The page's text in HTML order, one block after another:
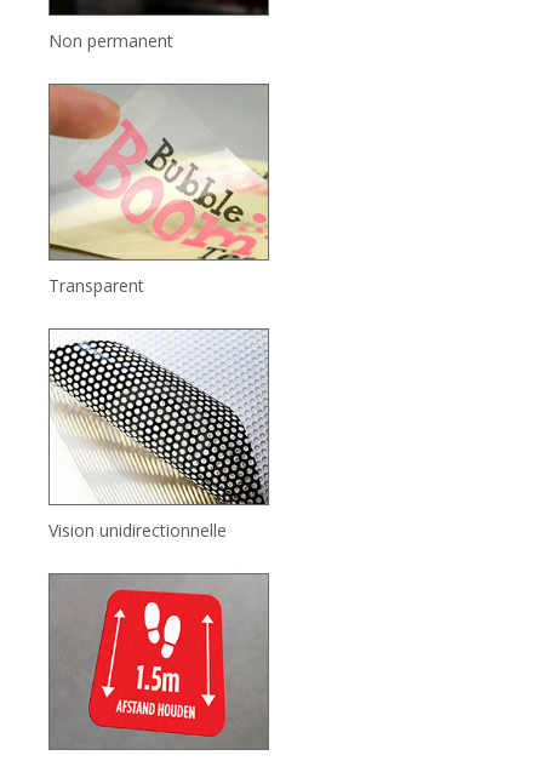
Non permanent
Transparent
Vision unidirectionnelle